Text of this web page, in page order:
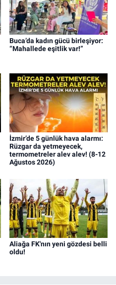
Buca’da kadın gücü birleşiyor:
“Mahallede eşitlik var!”
İzmir’de 5 günlük hava alarmı:
Rüzgar da yetmeyecek,
termometreler alev alev! (8-12
Ağustos 2026)
Aliağa FK'nın yeni gözdesi belli
oldu!